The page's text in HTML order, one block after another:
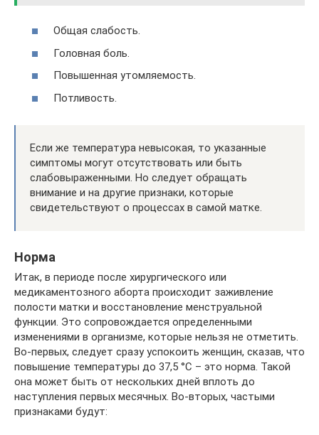
Общая слабость.
Головная боль.
Повышенная утомляемость.
Потливость.
Если же температура невысокая, то указанные
симптомы могут отсутствовать или быть
слабовыраженными. Но следует обращать
внимание и на другие признаки, которые
свидетельствуют о процессах в самой матке.
Норма
Итак, в периоде после хирургического или
медикаментозного аборта происходит заживление
полости матки и восстановление менструальной
функции. Это сопровождается определенными
изменениями в организме, которые нельзя не отметить.
Во-первых, следует сразу успокоить женщин, сказав, что
повышение температуры до 37,5 °C – это норма. Такой
она может быть от нескольких дней вплоть до
наступления первых месячных. Во-вторых, частыми
признаками будут: